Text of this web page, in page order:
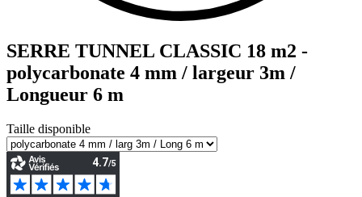
SERRE TUNNEL CLASSIC 18 m2 -
polycarbonate 4 mm / largeur 3m /
Longueur 6 m
Taille disponible